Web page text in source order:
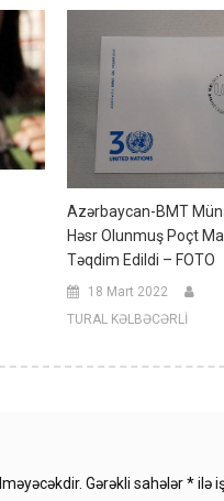
Azərbaycan-BMT
Həsr Olunmuş Poçt
Təqdim Edildi – FOTO
18 Mart 2022
TURAL KƏLBƏCƏRLİ
Gərəkli sahələr*ilə